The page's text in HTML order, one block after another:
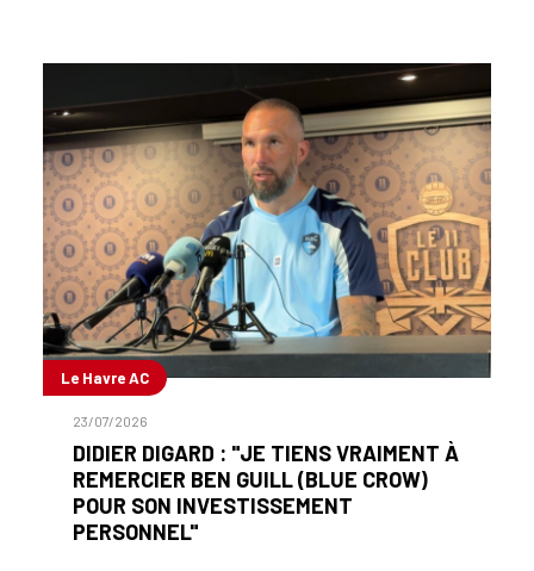
Le Havre AC
23/07/2026
DIDIER DIGARD : "JE TIENS VRAIMENT À
REMERCIER BEN GUILL (BLUE CROW)
POUR SON INVESTISSEMENT
PERSONNEL"